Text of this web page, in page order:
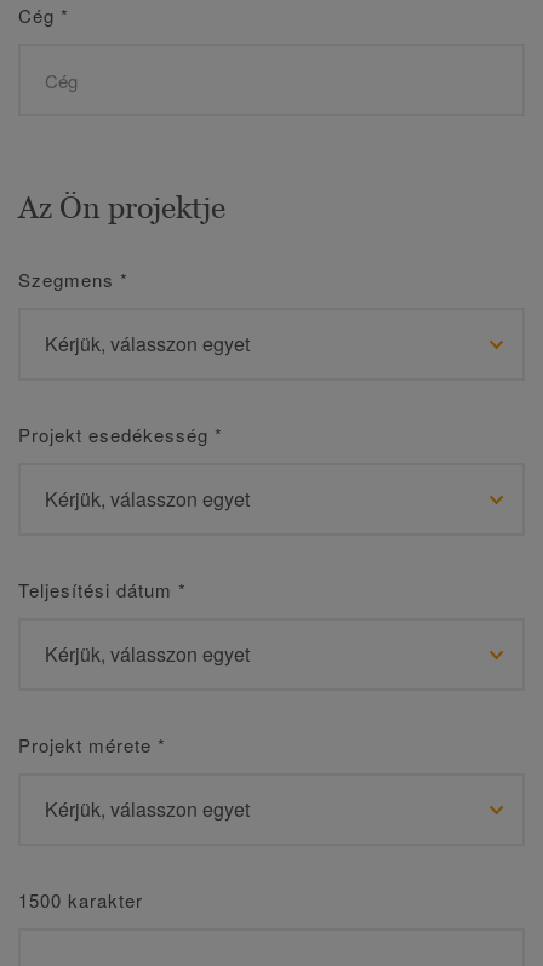
Cég *
Az Ön projektje
Szegmens *
Projekt esedékesség *
Teljesítési dátum *
Projekt mérete *
1500 karakter